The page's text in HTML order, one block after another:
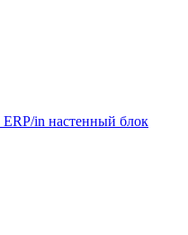
in настенный блок